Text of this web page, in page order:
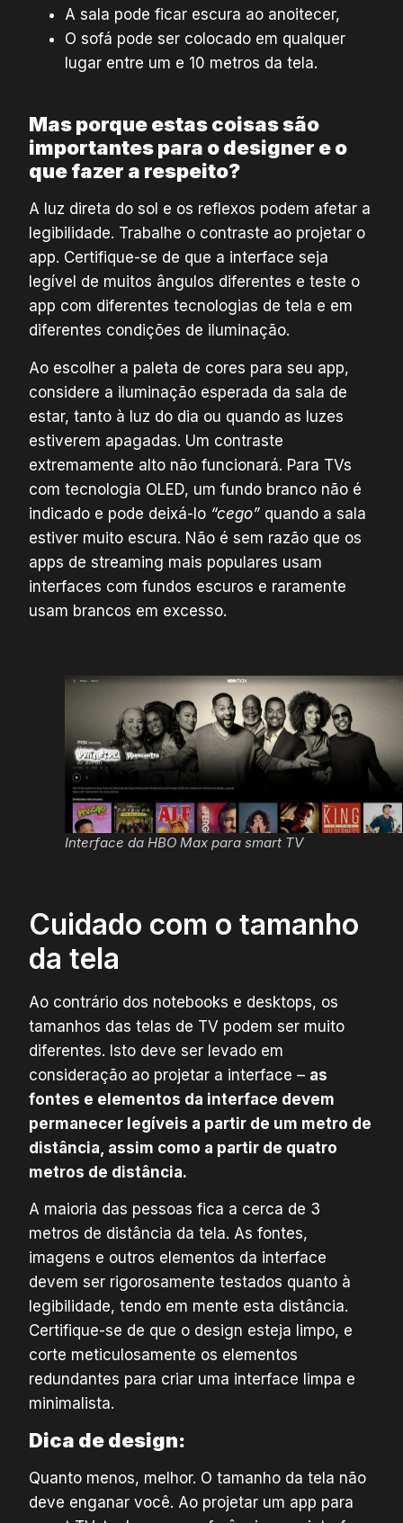
A sala pode ficar escura ao anoitecer,
O sofá pode ser colocado em qualquer
lugar entre um e 10 metros da tela.
Mas porque estas coisas são
importantes para o designer e o
que fazer a respeito?
A luz direta do sol e os reflexos podem afetar a
legibilidade. Trabalhe o contraste ao projetar o
app. Certifique-se de que a interface seja
legível de muitos ângulos diferentes e teste o
app com diferentes tecnologias de tela e em
diferentes condições de iluminação.
Ao escolher a paleta de cores para seu app,
considere a iluminação esperada da sala de
estar, tanto à luz do dia ou quando as luzes
estiverem apagadas. Um contraste
extremamente alto não funcionará. Para TVs
com tecnologia OLED, um fundo branco não é
indicado e pode deixá-lo “cego” quando a sala
estiver muito escura. Não é sem razão que os
apps de streaming mais populares usam
interfaces com fundos escuros e raramente
usam brancos em excesso.
Interface da HBO Max para smart TV
Cuidado com o tamanho
da tela
Ao contrário dos notebooks e desktops, os
tamanhos das telas de TV podem ser muito
diferentes. Isto deve ser levado em
consideração ao projetar a interface – as
fontes e elementos da interface devem
permanecer legíveis a partir de um metro de
distância, assim como a partir de quatro
metros de distância.
A maioria das pessoas fica a cerca de 3
metros de distância da tela. As fontes,
imagens e outros elementos da interface
devem ser rigorosamente testados quanto à
legibilidade, tendo em mente esta distância.
Certifique-se de que o design esteja limpo, e
corte meticulosamente os elementos
redundantes para criar uma interface limpa e
minimalista.
Dica de design:
Quanto menos, melhor. O tamanho da tela não
deve enganar você. Ao projetar um app para